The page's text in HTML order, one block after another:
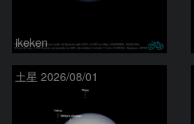
ikeken
土星 2026/08/01